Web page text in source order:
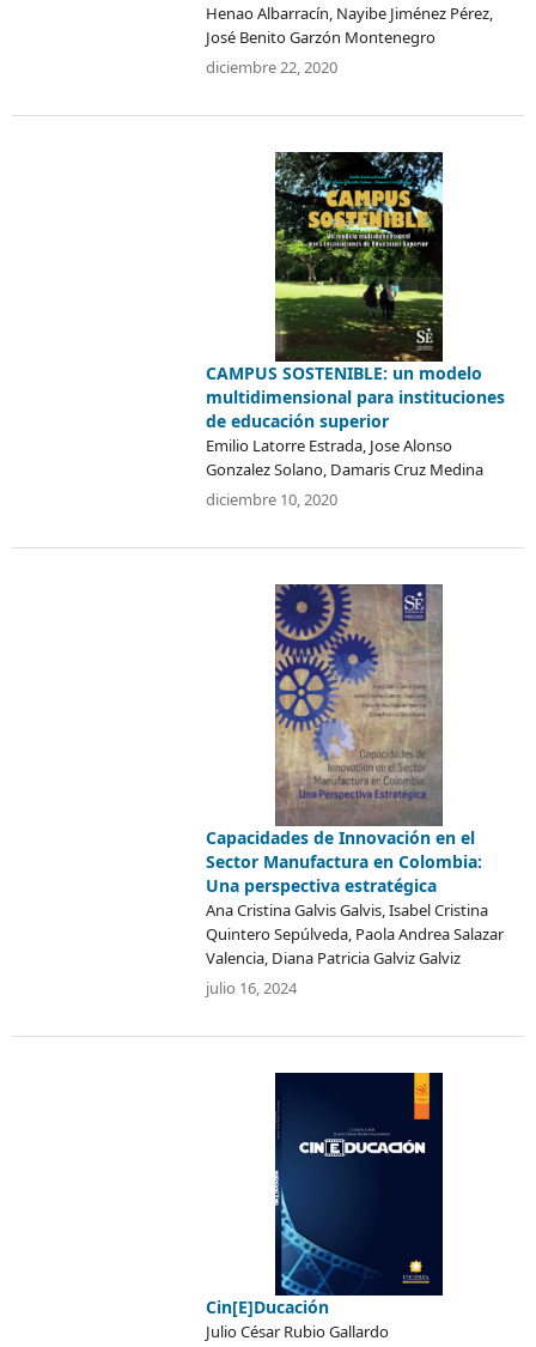
Henao Albarracín, Nayibe Jiménez Pérez,
José Benito Garzón Montenegro
diciembre 22, 2020
CAMPUS SOSTENIBLE: un modelo
multidimensional para instituciones
de educación superior
Emilio Latorre Estrada, Jose Alonso
Gonzalez Solano, Damaris Cruz Medina
diciembre 10, 2020
Capacidades de Innovación en el
Sector Manufactura en Colombia:
Una perspectiva estratégica
Ana Cristina Galvis Galvis, Isabel Cristina
Quintero Sepúlveda, Paola Andrea Salazar
Valencia, Diana Patricia Galviz Galviz
julio 16, 2024
Cin[E]Ducación
Julio César Rubio Gallardo